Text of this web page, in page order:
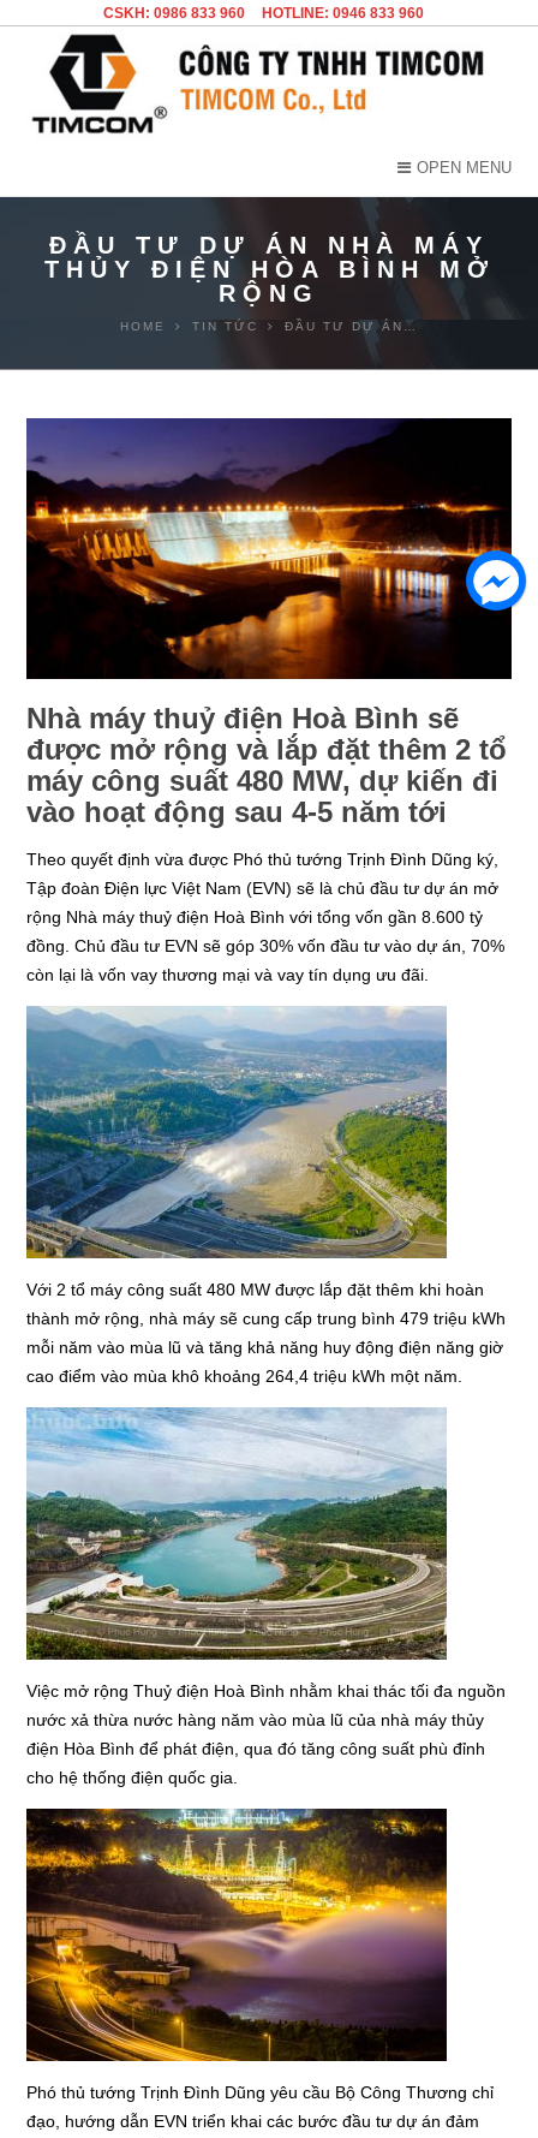
CSKH: 0986 833 960 HOTLINE: 0946 833 960
OPEN MENU
ĐẦU TƯ DỰ ÁN NHÀ MÁY
THỦY ĐIỆN HÒA BÌNH MỞ
RỘNG
HOME TIN TỨC ĐẦU TƯ DỰ ÁN…
Nhà máy thuỷ điện Hoà Bình sẽ
được mở rộng và lắp đặt thêm 2 tổ
máy công suất 480 MW, dự kiến đi
vào hoạt động sau 4-5 năm tới
Theo quyết định vừa được Phó thủ tướng Trịnh Đình Dũng ký,
Tập đoàn Điện lực Việt Nam (EVN) sẽ là chủ đầu tư dự án mở
rộng Nhà máy thuỷ điện Hoà Bình với tổng vốn gần 8.600 tỷ
đồng. Chủ đầu tư EVN sẽ góp 30% vốn đầu tư vào dự án, 70%
còn lại là vốn vay thương mại và vay tín dụng ưu đãi.
Với 2 tổ máy công suất 480 MW được lắp đặt thêm khi hoàn
thành mở rộng, nhà máy sẽ cung cấp trung bình 479 triệu kWh
mỗi năm vào mùa lũ và tăng khả năng huy động điện năng giờ
cao điểm vào mùa khô khoảng 264,4 triệu kWh một năm.
Việc mở rộng Thuỷ điện Hoà Bình nhằm khai thác tối đa nguồn
nước xả thừa nước hàng năm vào mùa lũ của nhà máy thủy
điện Hòa Bình để phát điện, qua đó tăng công suất phù đỉnh
cho hệ thống điện quốc gia.
Phó thủ tướng Trịnh Đình Dũng yêu cầu Bộ Công Thương chỉ
đạo, hướng dẫn EVN triển khai các bước đầu tư dự án đảm